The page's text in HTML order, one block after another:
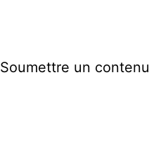
Soumettre un contenu